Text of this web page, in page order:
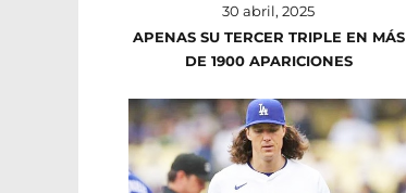
30 abril, 2025
APENAS SU TERCER TRIPLE EN MÁS
DE 1900 APARICIONES